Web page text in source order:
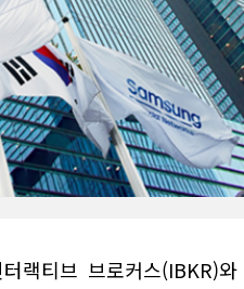
랙티브 브로커스(IBKR)